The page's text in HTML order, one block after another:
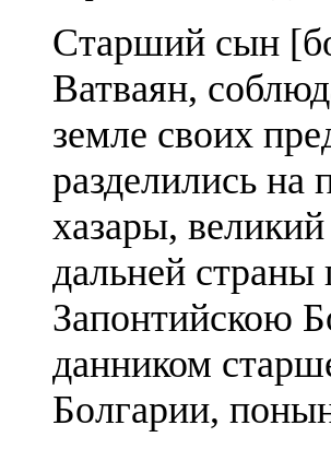
Старший сын
Ватваян,
земле своих
разделились на
хазары,
дальней
Запонтийскою
данником
Болгарии,